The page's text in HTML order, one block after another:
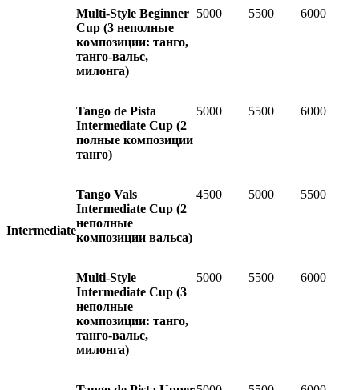
Multi-Style Beginner
Cup (3 неполные
композиции: танго,
танго-вальс,
милонга)
5000 5500 6000
Intermediate
Tango de Pista
Intermediate Cup (2
полные композиции
танго)
5000 5500 6000
Tango Vals
Intermediate Cup (2
неполные
композиции вальса)
4500 5000 5500
Multi-Style
Intermediate Cup (3
неполные
композиции: танго,
танго-вальс,
милонга)
5000 5500 6000